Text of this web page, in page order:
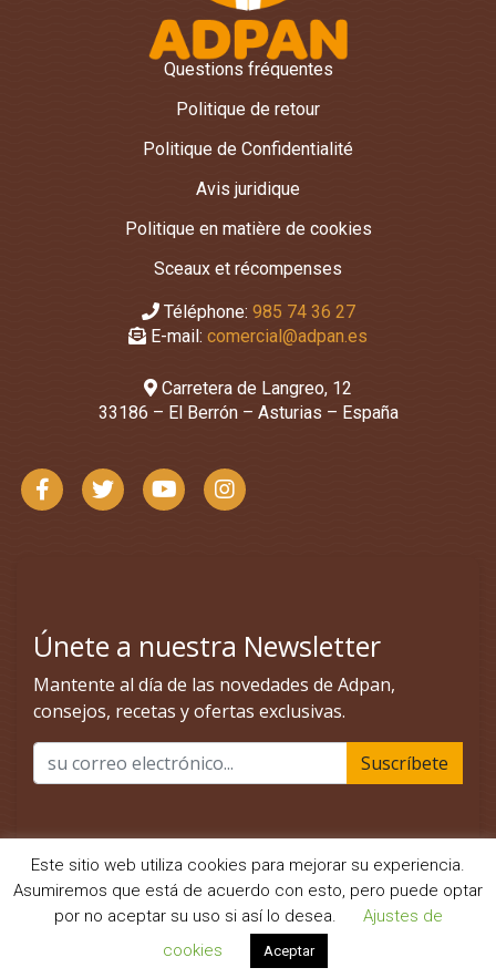
Questions fréquentes
Politique de retour
Politique de Confidentialité
Avis juridique
Politique en matière de cookies
Sceaux et récompenses
Téléphone: 985 74 36 27
E-mail: comercial@adpan.es
Carretera de Langreo, 12
33186 – El Berrón – Asturias – España
©Adpan Europa SL · 2025 - Todos los derechos reservados.
Este sitio web utiliza cookies para mejorar su experiencia.
Asumiremos que está de acuerdo con esto, pero puede optar
por no aceptar su uso si así lo desea.
Ajustes de
cookies
Aceptar